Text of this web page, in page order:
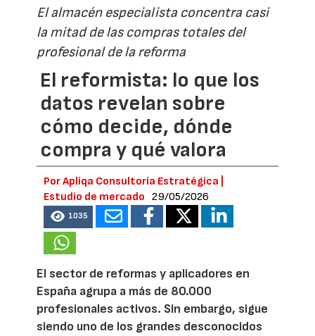
El almacén especialista concentra casi
la mitad de las compras totales del
profesional de la reforma
El reformista: lo que los
datos revelan sobre
cómo decide, dónde
compra y qué valora
Por Apliqa Consultoría Estratégica |
Estudio de mercado
29/05/2026
1035
El sector de reformas y aplicadores en
España agrupa a más de 80.000
profesionales activos. Sin embargo, sigue
siendo uno de los grandes desconocidos